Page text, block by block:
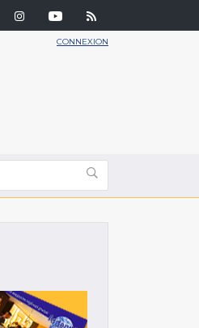
CONNEXION